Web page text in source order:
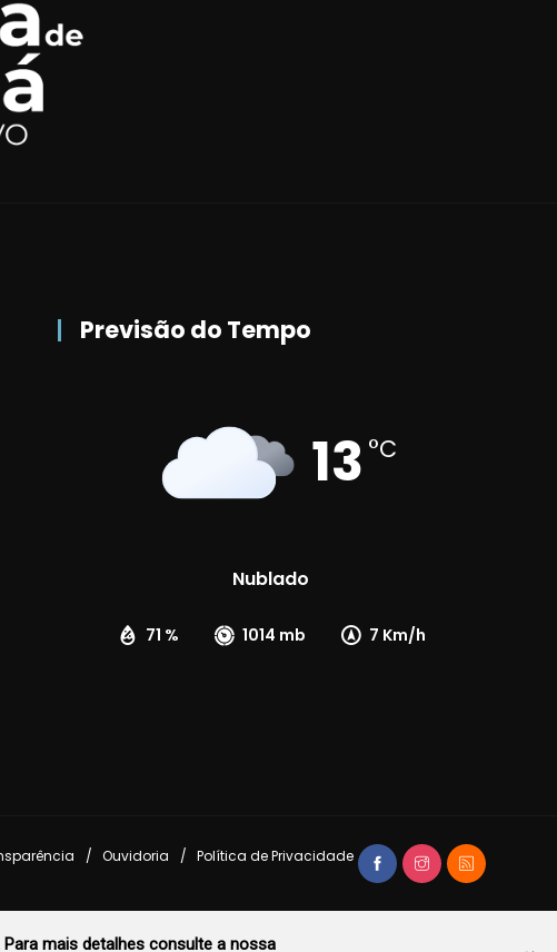
Previsão do Tempo
13 °C
Nublado
71 % 1014 mb 7 Km/h
Ouvidoria Política de Privacidade
mais detalhes consulte a nossa